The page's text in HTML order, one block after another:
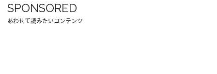
SPONSORED
あわせて読みたいコンテンツ